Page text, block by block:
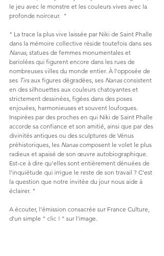
le jeu avec le monstre et les couleurs vives avec la
profonde noirceur.  "
" La trace la plus vive laissée par Niki de Saint Phalle
dans la mémoire collective réside toutefois dans ses
Nanas, statues de femmes monumentales et
bariolées qui figurent encore dans les rues de
nombreuses villes du monde entier. À l'opposée de
ses Tirs aux figures dégradées, ses Nanas consistent
en des silhouettes aux couleurs chatoyantes et
strictement dessinées, figées dans des poses
enjouées, harmonieuses et souvent loufoques.
Inspirées par des proches en qui Niki de Saint Phalle
accorde sa confiance et son amitié, ainsi que par des
divinités antiques ou des sculptures de Vénus
préhistoriques, les Nanas composent le volet le plus
radieux et apaisé de son œuvre autobiographique.
Est-ce à dire qu'elles sont entièrement dénuées de
l'inquiétude qui irrigue le reste de son travail ? C'est
la question que notre invitée du jour nous aide à
éclairer. "
A écouter, l'émission consacrée sur France Culture,
d'un simple " clic ! " sur l'image.